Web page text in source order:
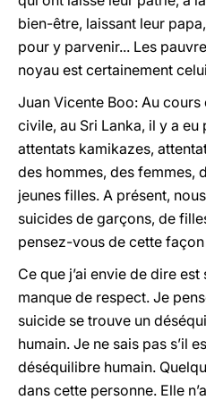
bien-être, laissant leur
pour y parvenir... Les
noyau est certainement
Juan Vicente Boo: Au
civile, au Sri Lanka, il y a
attentats kamikazes,
des hommes, des femmes,
jeunes filles. A présent,
suicides de garçons, de
pensez-vous de cette
Ce que j’ai envie de dire est
manque de respect. Je
suicide se trouve un
humain. Je ne sais pas s’il
déséquilibre humain.
dans cette personne. Elle